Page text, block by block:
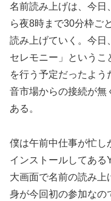
名前読み上げは、今日
ら夜8時まで30分枠ご
読み上げていく。今日
セレモニー」という
を行う予定だったよう
音市場からの接続が無
ある。
僕は午前中仕事が忙し
インストールしてある
大画面で名前の読み上
身が今回初の参加なの